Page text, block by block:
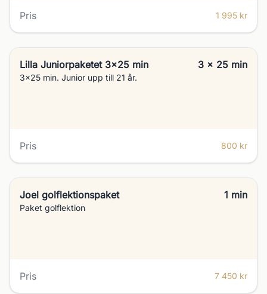
Pris 1 995 kr
Lilla Juniorpaketet 3x25 min 3 x 25 min
3x25 min. Junior upp till 21 år.
Pris 800 kr
Joel golflektionspaket 1 min
Paket golflektion
Pris 7 450 kr